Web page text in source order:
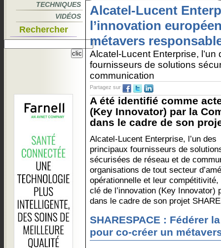
TECHNIQUES
VIDÉOS
Rechercher
Alcatel-Lucent
l’innovation
métavers
Alcatel-Lucent Enterprise, l’un
fournisseurs de solutions
communication
Partagez sur
A été identifié comme
(Key Innovator) par la
dans le cadre de son
Alcatel-Lucent Enterprise, l’un des
principaux fournisseurs de
sécurisées de réseau et de
organisations de tout secteur
opérationnelle et leur
clé de l’innovation (Key Innovator)
dans le cadre de son projet
SHARESPACE : Fédérer
pour co-créer un